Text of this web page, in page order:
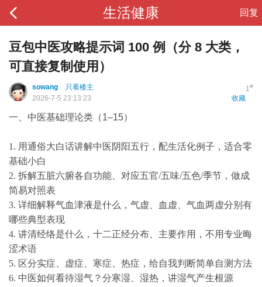
生活健康 回复
豆包中医攻略提示词 100 例（分 8 大类，
可直接复制使用）
1#
sowang
只看楼主
收藏
2026-7-5 23:13:23
一、中医基础理论类（1–15）
1. 用通俗大白话讲解中医阴阳五行，配生活化例子，适合零
基础小白
2. 拆解五脏六腑各自功能、对应五官/五味/五色/季节，做成
简易对照表
3. 详细解释气血津液是什么，气虚、血虚、气血两虚分别有
哪些典型表现
4. 讲清经络是什么，十二正经分布、主要作用，不用专业晦
涩术语
5. 区分实症、虚症、寒症、热症，给自我判断简单自测方法
6. 中医如何看待湿气？分寒湿、湿热，讲湿气产生根源